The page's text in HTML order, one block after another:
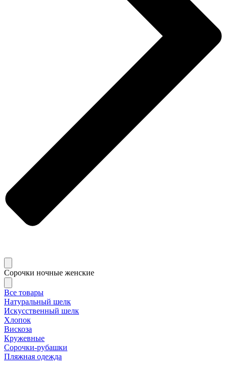
Сорочки ночные женские
Все товары
Натуральный шелк
Искусственный шелк
Хлопок
Вискоза
Кружевные
Сорочки-рубашки
Пляжная одежда